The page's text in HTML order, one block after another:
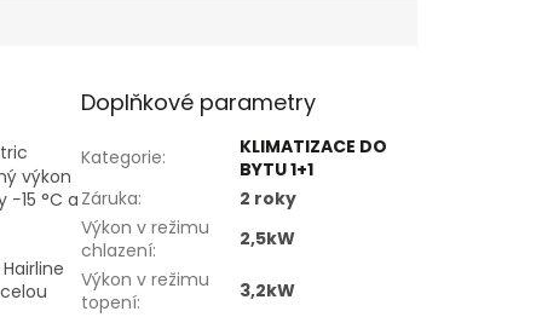
výkon
°C a
Doplňkové parametry
Kategorie:
KLIMATIZACE DO
BYTU 1+1
Záruka:
2 roky
Výkon v režimu
chlazení:
2,5kW
Výkon v režimu
topení:
3,2kW